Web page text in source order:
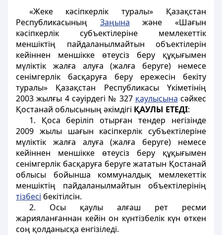
«Жеке кәсіпкерлік туралы» Қазақстан
Республикасының Заңына және «Шағын
кәсiпкерлiк субъектiлерiне мемлекеттік
меншіктің пайдаланылмайтын объектiлерiн
кейiннен меншiкке өтеусіз беру құқығымен
мүліктік жалға алуға (жалға беруге) немесе
сенiмгерлік басқаруға беру ережесін бекіту
туралы» Қазақстан Республикасы Үкіметінің
2003 жылғы 4 сәуірдегі № 327 қаулысына сәйкес
Қостанай облысының әкімдігі ҚАУЛЫ ЕТЕДІ:
1. Қоса беріліп отырған тендер негізінде
2009 жылы шағын кәсiпкерлiк субъектiлерiне
мүліктік жалға алуға (жалға беруге) немесе
кейiннен меншікке өтеусіз беру құқығымен
сенiмгерлік басқаруға беруге жататын Қостанай
облысы бойынша коммуналдық мемлекеттік
меншіктің пайдаланылмайтын объектiлерiнің
тізбесі бекітілсін.
2. Осы қаулы алғаш рет ресми
жарияланғаннан кейін он күнтізбелік күн өткен
соң қолданысқа енгізіледі.